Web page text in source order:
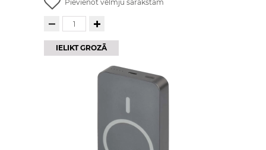
Pievienot vēlmju sarakstam
IELIKT GROZĀ